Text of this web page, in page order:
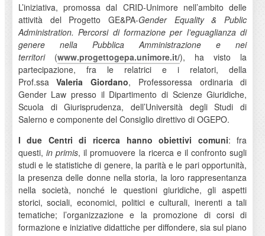
L’iniziativa, promossa dal CRID-Unimore nell’ambito delle
attività del Progetto GE&PA-Gender Equality & Public
Administration. Percorsi di formazione per l’eguaglianza di
genere nella Pubblica Amministrazione e nei
territori(www.progettogepa.unimore.it/), ha visto la
partecipazione, fra le relatrici e i relatori, della
Prof.ssaValeria Giordano, Professoressa ordinaria di
Gender Law presso il Dipartimento di Scienze Giuridiche,
Scuola di Giurisprudenza, dell’Università degli Studi di
Salerno e componente del Consiglio direttivo di OGEPO.
I due Centri di ricerca hanno obiettivi comuni: fra
questi, in primis, il promuovere la ricerca e il confronto sugli
studi e le statistiche di genere, la parità e le pari opportunità,
la presenza delle donne nella storia, la loro rappresentanza
nella società, nonché le questioni giuridiche, gli aspetti
storici, sociali, economici, politici e culturali, inerenti a tali
tematiche; l’organizzazione e la promozione di corsi di
formazione e iniziative didattiche per diffondere, sia sul piano